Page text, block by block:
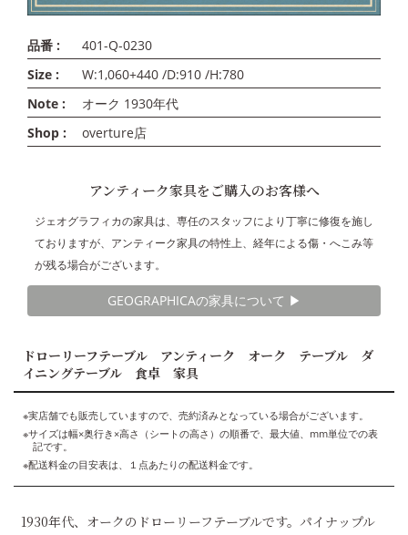
品番 :
401-Q-0230
Size :
W:1,060+440 /D:910 /H:780
Note :
オーク 1930年代
Shop :
overture店
アンティーク家具をご購入のお客様へ
ジェオグラフィカの家具は、専任のスタッフにより丁寧に修復を施し
ておりますが、アンティーク家具の特性上、経年による傷・へこみ等
が残る場合がございます。
GEOGRAPHICAの家具について ▶︎
ドローリーフテーブル アンティーク オーク テーブル ダ
イニングテーブル 食卓 家具
※実店舗でも販売していますので、売約済みとなっている場合がございます。
※サイズは幅×奥行き×高さ（シートの高さ）の順番で、最大値、mm単位での表
記です。
※配送料金の目安表は、１点あたりの配送料金です。
1930年代、オークのドローリーフテーブルです。パイナップル